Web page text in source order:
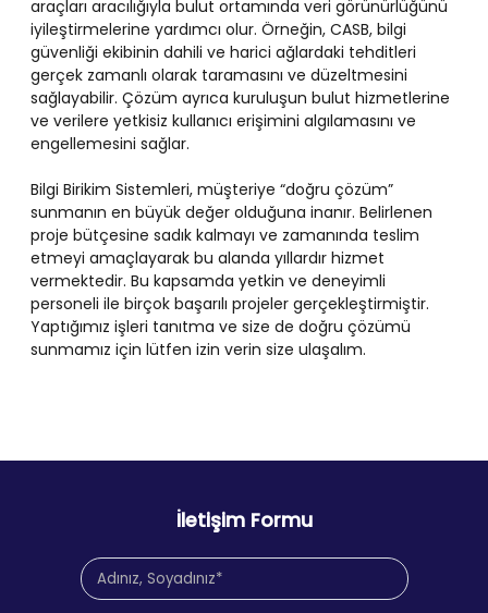
araçları aracılığıyla bulut ortamında veri görünürlüğünü
iyileştirmelerine yardımcı olur. Örneğin, CASB, bilgi
güvenliği ekibinin dahili ve harici ağlardaki tehditleri
gerçek zamanlı olarak taramasını ve düzeltmesini
sağlayabilir. Çözüm ayrıca kuruluşun bulut hizmetlerine
ve verilere yetkisiz kullanıcı erişimini algılamasını ve
engellemesini sağlar.
Bilgi Birikim Sistemleri, müşteriye “doğru çözüm”
sunmanın en büyük değer olduğuna inanır. Belirlenen
proje bütçesine sadık kalmayı ve zamanında teslim
etmeyi amaçlayarak bu alanda yıllardır hizmet
vermektedir. Bu kapsamda yetkin ve deneyimli
personeli ile birçok başarılı projeler gerçekleştirmiştir.
Yaptığımız işleri tanıtma ve size de doğru çözümü
sunmamız için lütfen izin verin size ulaşalım.
İletişim Formu